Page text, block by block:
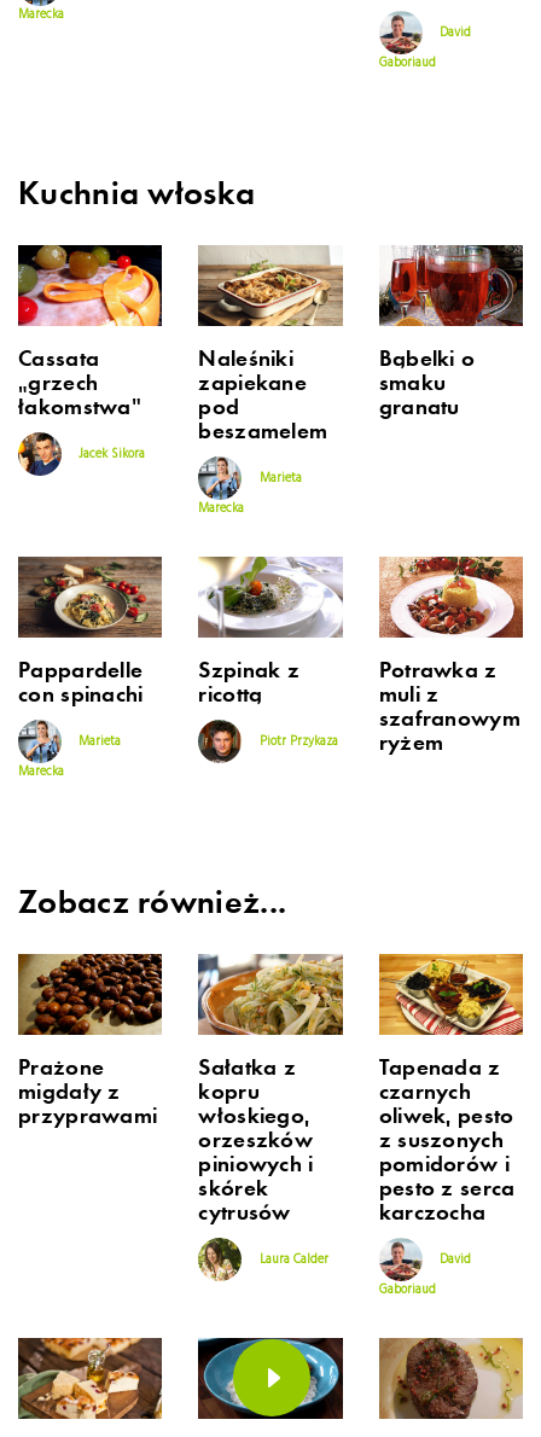
Marecka
David
Gaboriaud
Kuchnia włoska
Cassata
„grzech
łakomstwa”
Jacek Sikora
Naleśniki
zapiekane
pod
beszamelem
Marieta
Marecka
Bąbelki o
smaku
granatu
Pappardelle
con spinachi
Marieta
Marecka
Szpinak z
ricottą
Piotr Przykaza
Potrawka z
muli z
szafranowym
ryżem
Zobacz również...
Prażone
migdały z
przyprawami
Sałatka z
kopru
włoskiego,
orzeszków
piniowych i
skórek
cytrusów
Laura Calder
Tapenada z
czarnych
oliwek, pesto
z suszonych
pomidorów i
pesto z serca
karczocha
David
Gaboriaud